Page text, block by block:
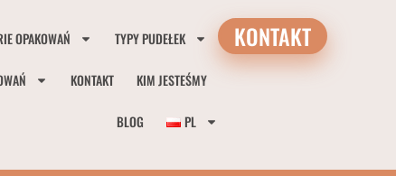
OPAKOWAŃ TYPY PUDEŁEK
KONTAKT KIM JESTEŚMY
BLOG PL
KONTAKT